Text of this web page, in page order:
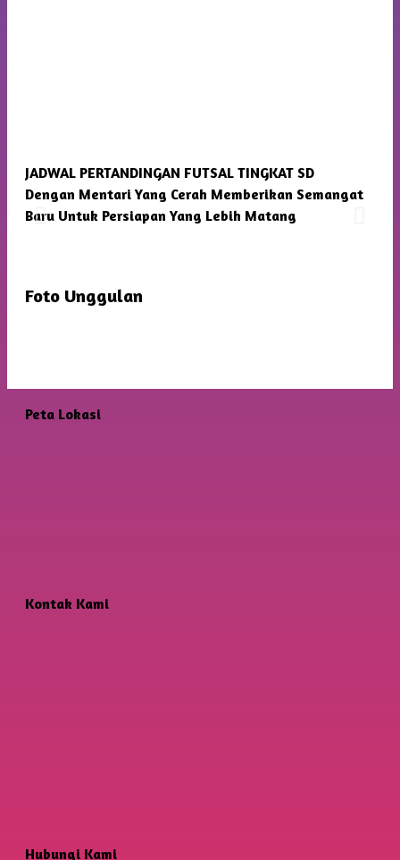
JADWAL PERTANDINGAN FUTSAL TINGKAT SD
Dengan Mentari Yang Cerah Memberikan Semangat
Baru Untuk Persiapan Yang Lebih Matang
Foto Unggulan
Peta Lokasi
Kontak Kami
Hubungi Kami